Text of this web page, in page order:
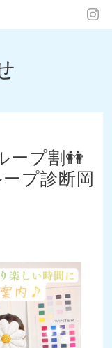
ープ割👭
プ診断岡